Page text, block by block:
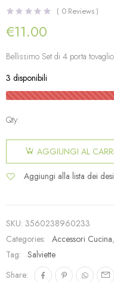
( 0Reviews )
€11.00
Bellissimo Set di 4 porta
3 disponibili
Qty:
AGGIUNGI AL
Aggiungi alla lista dei
SKU: 3560238960233
Categories: Accessori Cucina,
Tag: Salviette
Share: